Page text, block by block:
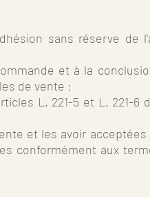
sans réserve de
et à la
de vente ;
L. 221-5 et L. 221-6
et les avoir acceptées
conformément aux